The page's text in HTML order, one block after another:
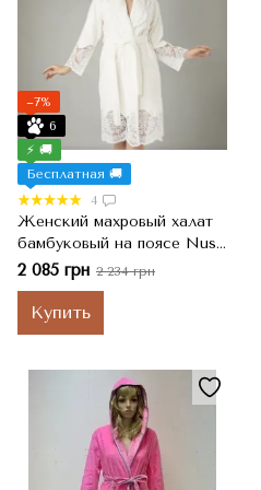
−7%
6
⚡ 🚚
Бесплатная 🚚
4
Женский махровый халат
бамбуковый на поясе Nusa
NS 163790, Кремовый, S
2 085 грн 2 234 грн
Купить